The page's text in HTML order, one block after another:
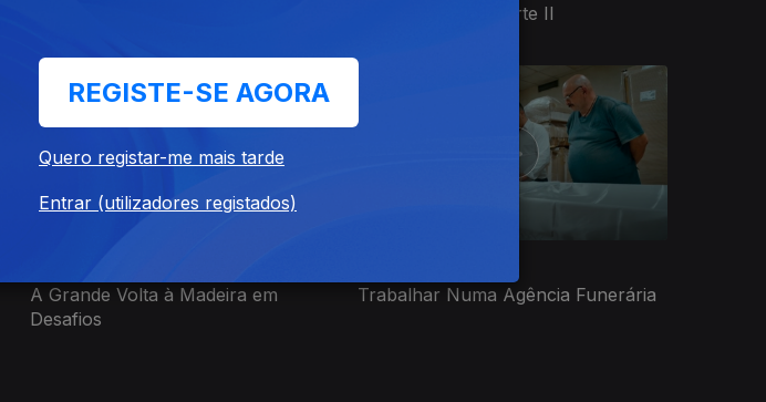
Fazer Amigos - Parte II
A Grande Volta à Madeira em
Desafios
Trabalhar Numa Agência Funerária
REGISTE-SE AGORA
Quero registar-me mais tarde
Entrar (utilizadores registados)